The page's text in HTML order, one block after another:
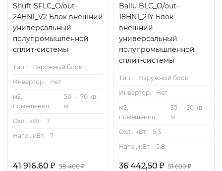
Shuft SFLC_O/out-
24HN1_V2 Блок внешний
универсальный
полупромышленной
сплит-системы
Тип.:
Наружный блок
Инвертор:
Нет
м2,
помещения:
50 — 70 кв.
м.
Охл., кВт:
7
Нагр., кВт:
7
41 916,60 ₽ 58 400₽
Ballu BLC_O/out-
18HN1_21Y Блок
внешний
универсальный
полупромышленной
сплит-системы
Тип.:
Наружный блок
Инвертор:
Нет
м2,
помещения:
35 — 50 кв.
м.
Охл., кВт:
5,3
Нагр., кВт:
5,8
36 442,50 ₽ 51 600₽